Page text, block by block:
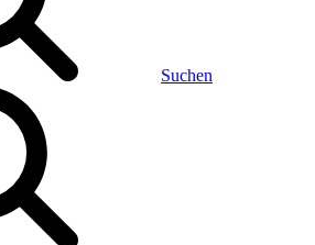
Suchen